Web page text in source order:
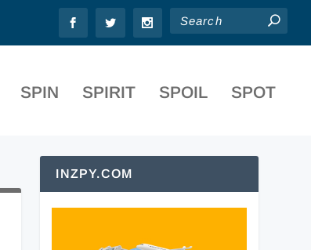
SPIN SPIRIT SPOIL SPOT
INZPY.COM